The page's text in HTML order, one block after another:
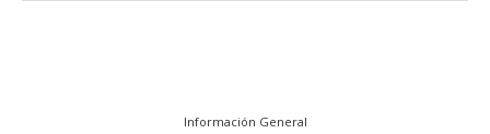
Información General